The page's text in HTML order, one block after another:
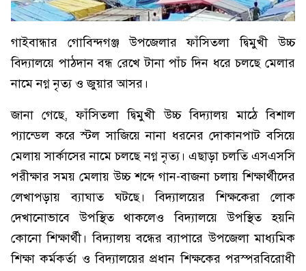
গাইবান্ধার গোবিন্দগঞ্জ উপজেলার ফাঁসিতলা দ্বিমুখী উচ্চ
বিদ্যালয়ে পাঠদান বন্ধ রেখে টানা পাঁচ দিন ধরে চলছে মেলার
নামে নগ্ন নৃত্য ও জুয়ার আসর।
জানা গেছে, ফাঁসিতলা দ্বিমুখী উচ্চ বিদ্যালয় মাঠে বিশাল
প্যান্ডেল করে স্টল সাজিয়ে নানা ধরনের দোকানপাট বসিয়ে
মেলায় সার্কাসের নামে চলছে নগ্ন নৃত্য। এছাড়া চলতি এসএসসি
পরীক্ষার সময় মেলায় উচ্চ শব্দে গান-বাজনা চলায় শিক্ষার্থীদের
লেখাপড়ায় ব্যাঘাত ঘটছে। বিদ্যালয়ের শিক্ষকেরা লোক
দেখানোভাবে উপস্থিত থাকলেও বিদ্যালয়ে উপস্থিত হয়নি
কোনো শিক্ষার্থী। বিদ্যালয় বন্ধের ব্যাপারে উপজেলা মাধ্যমিক
শিক্ষা কর্মকর্তা ও বিদ্যালয়ের প্রধান শিক্ষকের পরস্পরবিরোধী